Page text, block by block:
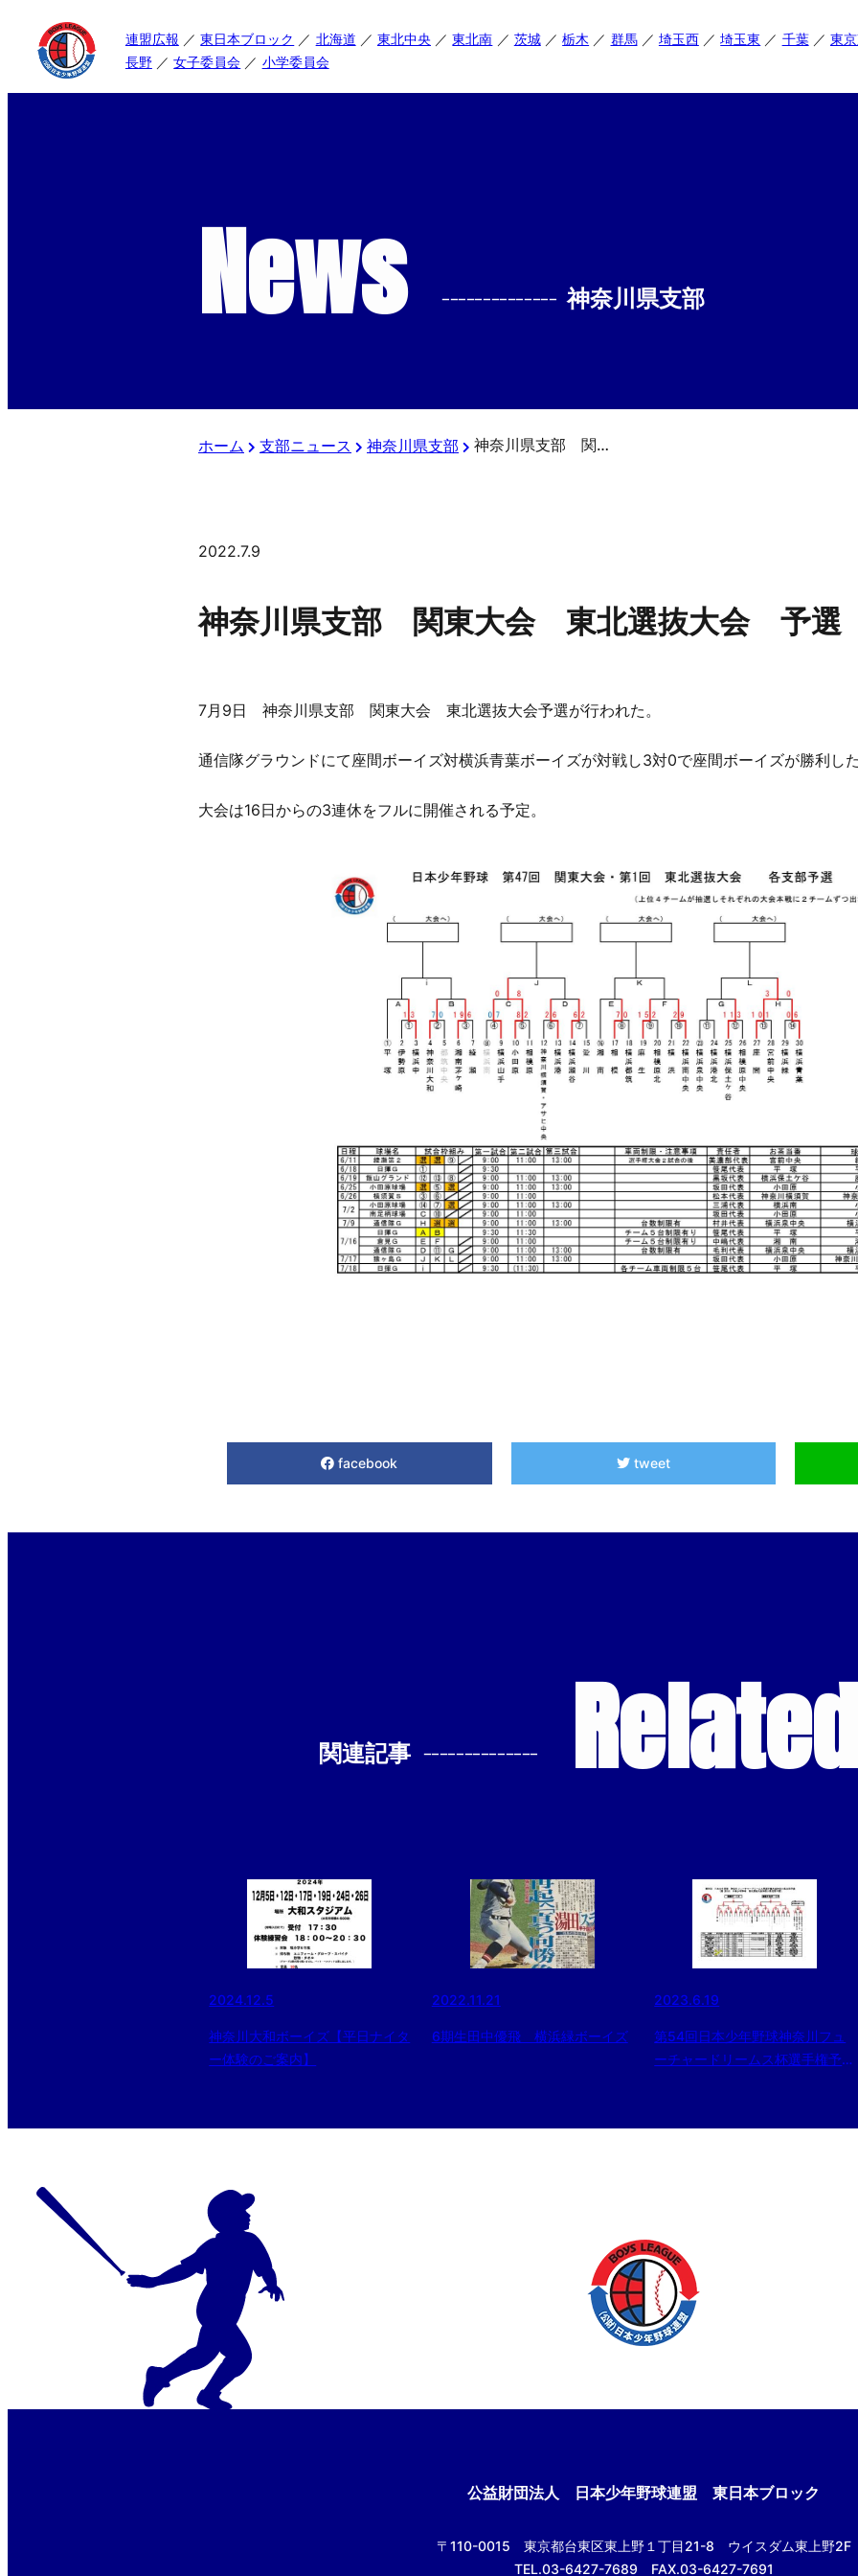
連盟広報 東日本ブロック 北海道 東北中央 東北南 茨城 栃木 群馬 埼玉西 埼玉東 千葉
東
長野
女子委員会 小学委員会
News -------------- 神奈川県支部
ホーム 支部ニュース 神奈川県支部 神奈川県支部 関東大会 東北選抜大会 予選
2022.7.9
神奈川県支部 関東大会 東北選抜大会 予選
7月9日 神奈川県支部 関東大会 東北選抜大会予選が行われた。
通信隊グラウンドにて座間ボーイズ対横浜青葉ボーイズが対戦し3対0で座間ボーイズが勝利し
大会は16日からの3連休をフルに開催される予定。
facebook tweet
関連記事 --------------
2024.12.5
神奈川大和ボーイズ【平日ナイタ
ー体験のご案内】
2022.11.21
6期生田中優飛 横浜緑ボーイズ
2023.6.19
第54回日本少年野球神奈川フュ
ーチャードリームス杯選手権予選
公益財団法人 日本少年野球連盟 東日本ブロック
〒110-0015 東京都台東区東上野１丁目21-8 ウイスダム東上野2F
TEL.03-6427-7689 FAX.03-6427-7691